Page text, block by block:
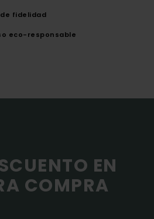
fidelidad
eco-responsable
EN
COMPRA